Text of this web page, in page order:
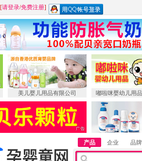
[请登录/免费注册]
美儿婴儿用品有限公司 嘟啦咪婴幼儿用
产品 企业 品牌